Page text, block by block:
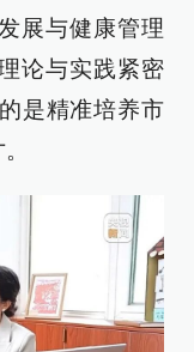
展与健康管理
论与实践紧密
是精准培养市